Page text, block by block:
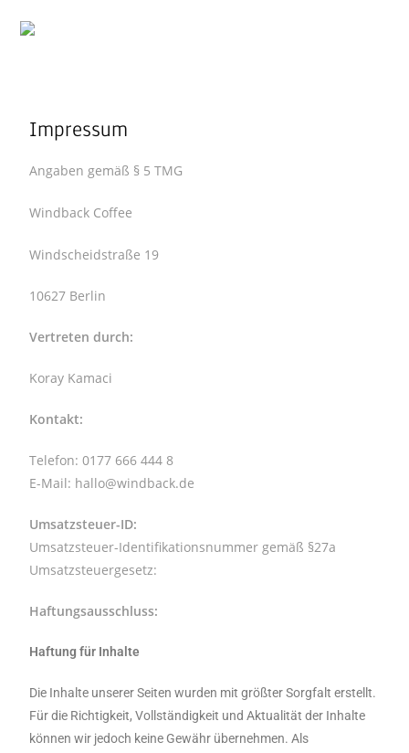
Impressum
Angaben gemäß § 5 TMG
Windback Coffee
Windscheidstraße 19
10627 Berlin
Vertreten durch:
Koray Kamaci
Kontakt:
Telefon: 0177 666 444 8
E-Mail: hallo@windback.de
Umsatzsteuer-ID:
Umsatzsteuer-Identifikationsnummer gemäß §27a
Umsatzsteuergesetz:
Haftungsausschluss:
Haftung für Inhalte
Die Inhalte unserer Seiten wurden mit größter Sorgfalt erstellt.
Für die Richtigkeit, Vollständigkeit und Aktualität der Inhalte
können wir jedoch keine Gewähr übernehmen. Als